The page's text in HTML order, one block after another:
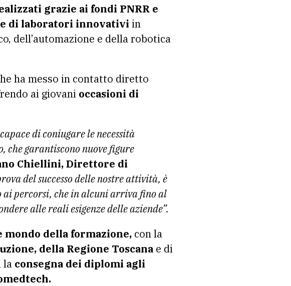
grazie ai fondi PNRR e
di laboratori innovativi in
dell’automazione e della robotica
ha messo in contatto diretto
ai giovani occasioni di
di coniugare le necessità
garantiscono nuove figure
Chiellini, Direttore di
del successo delle nostre attività, è
ai percorsi, che in alcuni arriva fino al
alle reali esigenze delle aziende”.
della formazione, con la
della Regione Toscana e di
la consegna dei diplomi agli